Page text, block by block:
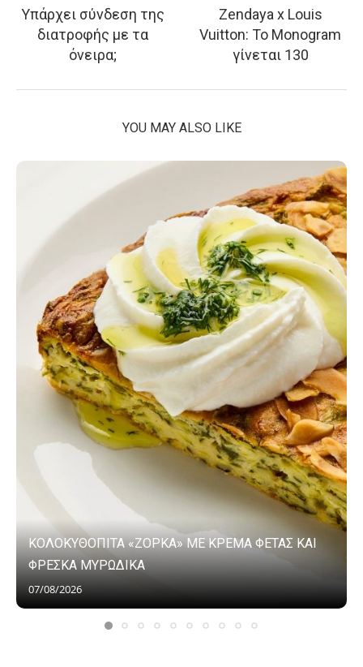
Υπάρχει σύνδεση της
διατροφής με τα
όνειρα;
Zendaya x Louis
Vuitton: Το Monogram
γίνεται 130
YOU MAY ALSO LIKE
ΚΟΛΟΚΥΘΟΠΙΤΑ «ΖΟΡΚΑ» ΜΕ ΚΡΕΜΑ ΦΕΤΑΣ ΚΑΙ
ΦΡΕΣΚΑ ΜΥΡΩΔΙΚΑ
07/08/2026